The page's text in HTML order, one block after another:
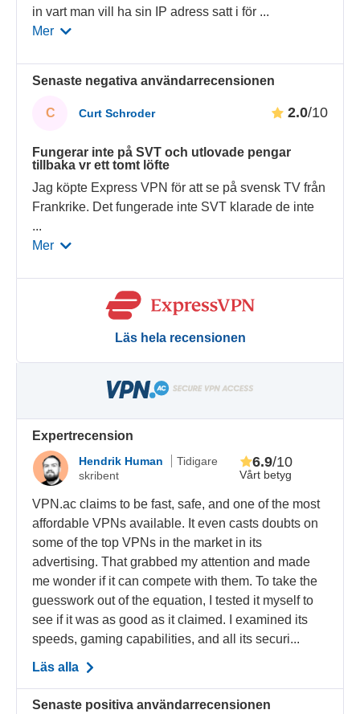
in vart man vill ha sin IP adress satt i för ...
Mer
Senaste negativa användarrecensionen
C Curt Schroder 2.0/10
Fungerar inte på SVT och utlovade pengar
tillbaka vr ett tomt löfte
Jag köpte Express VPN för att se på svensk TV från
Frankrike. Det fungerade inte SVT klarade de inte
...
Mer
Läs hela recensionen
Expertrecension
Hendrik Human
Tidigare
skribent
Vårt betyg
6.9/10
VPN.ac claims to be fast, safe, and one of the most
affordable VPNs available. It even casts doubts on
some of the top VPNs in the market in its
advertising. That grabbed my attention and made
me wonder if it can compete with them. To take the
guesswork out of the equation, I tested it myself to
see if it was as good as it claimed. I examined its
speeds, gaming capabilities, and all its securi...
Läs alla
Senaste positiva användarrecensionen